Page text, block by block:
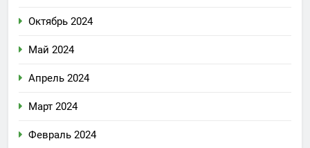
Октябрь 2024
Май 2024
Апрель 2024
Март 2024
Февраль 2024